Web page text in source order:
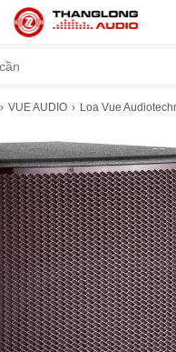
VUE AUDIO Loa Vue